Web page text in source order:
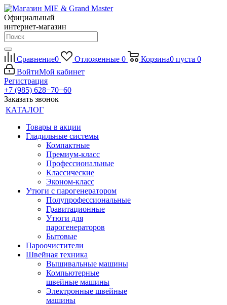
Официальный
интернет-магазин
Сравнение0 Отложенные 0 Корзина0 пуста 0
ВойтиМой кабинет
Регистрация
+7 (985) 628−70−60
Заказать звонок
КАТАЛОГ
Товары в акции
Гладильные системы
Компактные
Премиум-класс
Профессиональные
Классические
Эконом-класс
Утюги с парогенератором
Полупрофессиональные
Гравитационные
Утюги для
парогенераторов
Бытовые
Пароочистители
Швейная техника
Вышивальные машины
Компьютерные
швейные машины
Электронные швейные
машины